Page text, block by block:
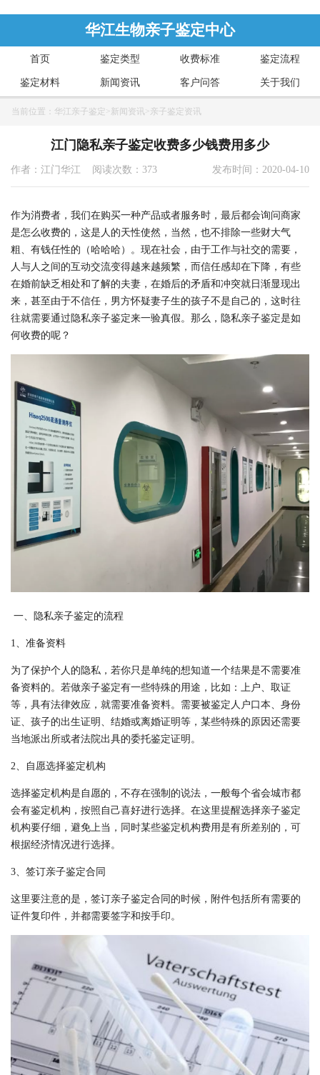
华江生物亲子鉴定中心
首页 鉴定类型 收费标准 鉴定流程
鉴定材料 新闻资讯 客户问答 关于我们
当前位置： 华江亲子鉴定 >新闻资讯 >亲子鉴定资讯
江门隐私亲子鉴定收费多少钱费用多少
作者：江门华江 阅读次数：373 发布时间：2020-04-10
作为消费者，我们在购买一种产品或者服务时，最后都会询问商家
是怎么收费的，这是人的天性使然，当然，也不排除一些财大气
粗、有钱任性的（哈哈哈）。现在社会，由于工作与社交的需要，
人与人之间的互动交流变得越来越频繁，而信任感却在下降，有些
在婚前缺乏相处和了解的夫妻，在婚后的矛盾和冲突就日渐显现出
来，甚至由于不信任，男方怀疑妻子生的孩子不是自己的，这时往
往就需要通过隐私亲子鉴定来一验真假。那么，隐私亲子鉴定是如
何收费的呢？
一、隐私亲子鉴定的流程
1、准备资料
为了保护个人的隐私，若你只是单纯的想知道一个结果是不需要准
备资料的。若做亲子鉴定有一些特殊的用途，比如：上户、取证
等，具有法律效应，就需要准备资料。需要被鉴定人户口本、身份
证、孩子的出生证明、结婚或离婚证明等，某些特殊的原因还需要
当地派出所或者法院出具的委托鉴定证明。
2、自愿选择鉴定机构
选择鉴定机构是自愿的，不存在强制的说法，一般每个省会城市都
会有鉴定机构，按照自己喜好进行选择。在这里提醒选择亲子鉴定
机构要仔细，避免上当，同时某些鉴定机构费用是有所差别的，可
根据经济情况进行选择。
3、签订亲子鉴定合同
这里要注意的是，签订亲子鉴定合同的时候，附件包括所有需要的
证件复印件，并都需要签字和按手印。